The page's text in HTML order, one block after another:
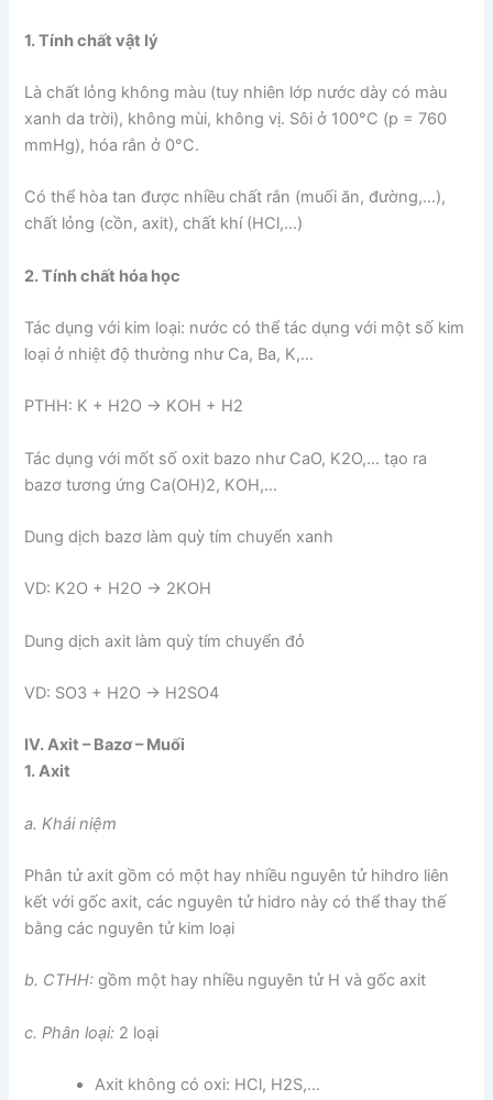
1. Tính chất vật lý
Là chất lỏng không màu (tuy nhiên lớp nước dày có màu
xanh da trời), không mùi, không vị. Sôi ở 100°C (p = 760
mmHg), hóa rắn ở 0°C.
Có thể hòa tan được nhiều chất rắn (muối ăn, đường,…),
chất lỏng (cồn, axit), chất khí (HCl,…)
2. Tính chất hóa học
Tác dụng với kim loại: nước có thể tác dụng với một số kim
loại ở nhiệt độ thường như Ca, Ba, K,…
PTHH: K + H2O → KOH + H2
Tác dụng với mốt số oxit bazo như CaO, K2O,… tạo ra
bazơ tương ứng Ca(OH)2, KOH,…
Dung dịch bazơ làm quỳ tím chuyển xanh
VD: K2O + H2O → 2KOH
Dung dịch axit làm quỳ tím chuyển đỏ
VD: SO3 + H2O → H2SO4
IV. Axit – Bazơ – Muối
1. Axit
a. Khái niệm
Phân tử axit gồm có một hay nhiều nguyên tử hihdro liên
kết với gốc axit, các nguyên tử hidro này có thể thay thế
bằng các nguyên tử kim loại
b. CTHH: gồm một hay nhiều nguyên tử H và gốc axit
c. Phân loại: 2 loại
Axit không có oxi: HCl, H2S,…